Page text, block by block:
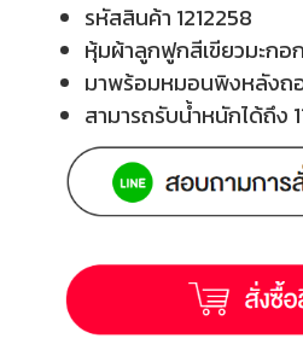
รหัสสินค้า 1212258
หุ้มผ้าลูกฟูกสีเขียวมะกอ
มาพร้อมหมอนพิงหลังถ
สามารถรับน้ำหนักได้ถึง